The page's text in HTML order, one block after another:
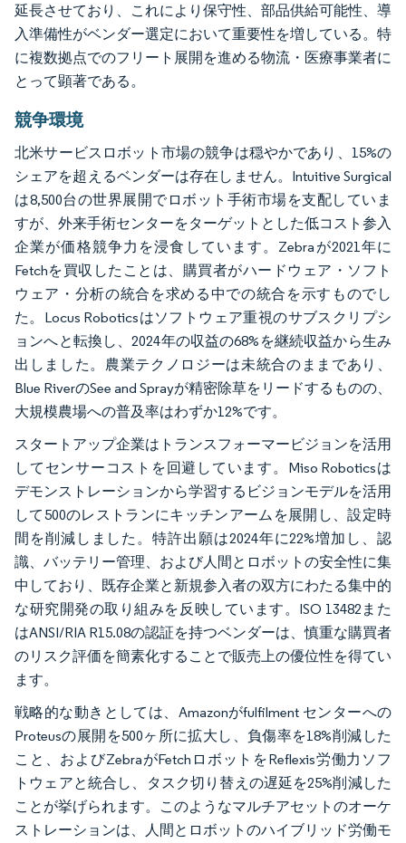
延長させており、これにより保守性、部品供給可能性、導
入準備性がベンダー選定において重要性を増している。特
に複数拠点でのフリート展開を進める物流・医療事業者に
とって顕著である。
競争環境
北米サービスロボット市場の競争は穏やかであり、15%の
シェアを超えるベンダーは存在しません。Intuitive Surgical
は8,500台の世界展開でロボット手術市場を支配していま
すが、外来手術センターをターゲットとした低コスト参入
企業が価格競争力を浸食しています。Zebraが2021年に
Fetchを買収したことは、購買者がハードウェア・ソフト
ウェア・分析の統合を求める中での統合を示すものでし
た。Locus Roboticsはソフトウェア重視のサブスクリプシ
ョンへと転換し、2024年の収益の68%を継続収益から生み
出しました。農業テクノロジーは未統合のままであり、
Blue RiverのSee and Sprayが精密除草をリードするものの、
大規模農場への普及率はわずか12%です。
スタートアップ企業はトランスフォーマービジョンを活用
してセンサーコストを回避しています。Miso Roboticsは
デモンストレーションから学習するビジョンモデルを活用
して500のレストランにキッチンアームを展開し、設定時
間を削減しました。特許出願は2024年に22%増加し、認
識、バッテリー管理、および人間とロボットの安全性に集
中しており、既存企業と新規参入者の双方にわたる集中的
な研究開発の取り組みを反映しています。ISO 13482また
はANSI/RIA R15.08の認証を持つベンダーは、慎重な購買者
のリスク評価を簡素化することで販売上の優位性を得てい
ます。
戦略的な動きとしては、Amazonがfulfilment センターへの
Proteusの展開を500ヶ所に拡大し、負傷率を18%削減した
こと、およびZebraがFetchロボットをReflexis労働力ソフ
トウェアと統合し、タスク切り替えの遅延を25%削減した
ことが挙げられます。このようなマルチアセットのオーケ
ストレーションは、人間とロボットのハイブリッド労働モ